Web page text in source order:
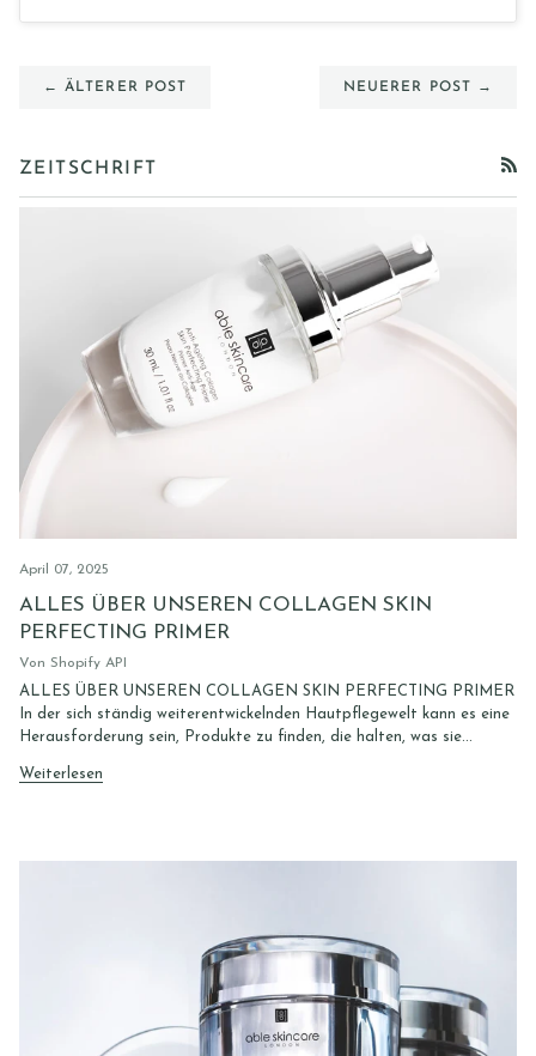
← ÄLTERER POST NEUERER POST →
ZEITSCHRIFT
April 07, 2025
ALLES ÜBER UNSEREN COLLAGEN SKIN
PERFECTING PRIMER
Von Shopify API
ALLES ÜBER UNSEREN COLLAGEN SKIN PERFECTING PRIMER
In der sich ständig weiterentwickelnden Hautpflegewelt kann es eine
Herausforderung sein, Produkte zu finden, die halten, was sie...
Weiterlesen